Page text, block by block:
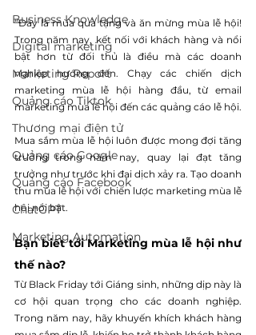
Business Knowledge
Digital marketing
Marketing Report
Quảng cáo Tiktok
Thương mại điện tử
Quảng cáo Google
Quảng cáo Facebook
ChatGPT
Marketing Automation
“Đây là mùa quà tặng và ăn mừng mùa lễ hội!
Trong năm nay, kết nối với khách hàng và nổi
bật hơn từ đối thủ là điều mà các doanh
nghiệp hướng đến. Chạy các chiến dịch
marketing mùa lễ hội hàng đầu, từ email
Mua sắm mùa lễ hội luôn được mong đợi tăng
trưởng trong năm nay, quay lại đạt tăng
trưởng như trước khi đại dịch xảy ra. Tạo doanh
thu mùa lễ hội với chiến lược marketing mùa lễ
hội nổi bật.
Bạn biết tới Marketing mùa lễ hội như
thế nào?
Từ Black Friday tới Giáng sinh, những dịp này là
cơ hội quan trọng cho các doanh nghiệp.
Trong năm nay, hãy khuyến khích khách hàng